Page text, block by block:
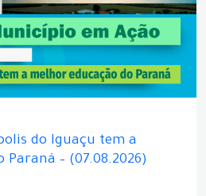
do Iguaçu tem a
– (07.08.2026)